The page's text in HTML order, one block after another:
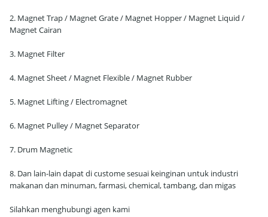
2. Magnet Trap / Magnet Grate / Magnet Hopper / Magnet Liquid /
Magnet Cairan
3. Magnet Filter
4. Magnet Sheet / Magnet Flexible / Magnet Rubber
5. Magnet Lifting / Electromagnet
6. Magnet Pulley / Magnet Separator
7. Drum Magnetic
8. Dan lain-lain dapat di custome sesuai keinginan untuk industri
makanan dan minuman, farmasi, chemical, tambang, dan migas
Silahkan menghubungi agen kami